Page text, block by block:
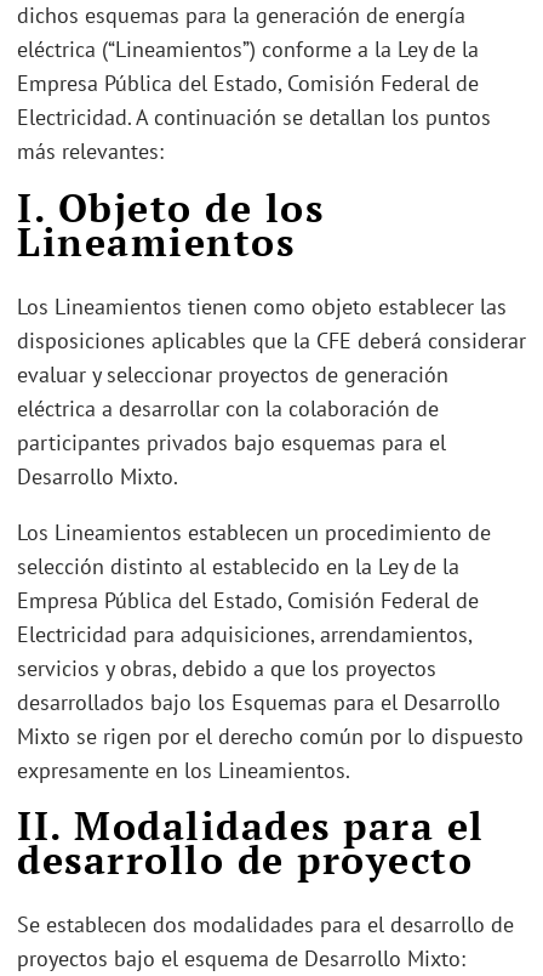
dichos esquemas para la generación de energía
eléctrica (“Lineamientos”) conforme a la Ley de la
Empresa Pública del Estado, Comisión Federal de
Electricidad. A continuación se detallan los puntos
más relevantes:
I. Objeto de los
Lineamientos
Los Lineamientos tienen como objeto establecer las
disposiciones aplicables que la CFE deberá considerar
evaluar y seleccionar proyectos de generación
eléctrica a desarrollar con la colaboración de
participantes privados bajo esquemas para el
Desarrollo Mixto.
Los Lineamientos establecen un procedimiento de
selección distinto al establecido en la Ley de la
Empresa Pública del Estado, Comisión Federal de
Electricidad para adquisiciones, arrendamientos,
servicios y obras, debido a que los proyectos
desarrollados bajo los Esquemas para el Desarrollo
Mixto se rigen por el derecho común por lo dispuesto
expresamente en los Lineamientos.
II. Modalidades para el
desarrollo de proyecto
Se establecen dos modalidades para el desarrollo de
proyectos bajo el esquema de Desarrollo Mixto: